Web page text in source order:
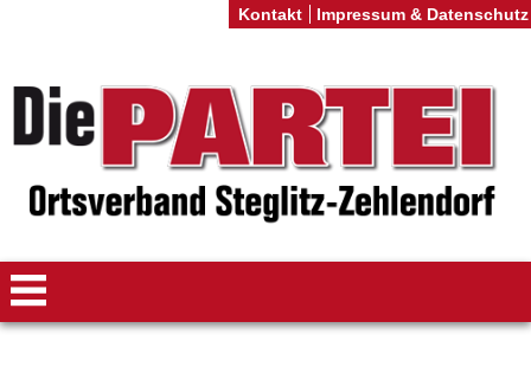
Kontakt Impressum & Datenschutz